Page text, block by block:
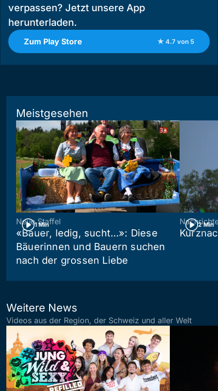
verpassen? Jetzt unsere App
herunterladen.
Zum Play Store ★ 4.7 von 5
Meistgesehen
1 Min
Neue Staffel
«Bauer, ledig, sucht…»: Diese
Bäuerinnen und Bauern suchen
nach der grossen Liebe
2 Min
Weitere News
Videos aus der Region, der Schweiz und aller Welt